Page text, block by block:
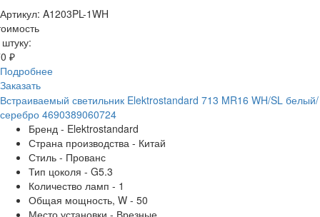
Артикул: A1203PL-1WH
₽
Подробнее
Заказать
Встраиваемый светильник Elektrostandard 713 MR16 WH/SL белый/
серебро 4690389060724
Бренд - Elektrostandard
Страна производства - Китай
Стиль - Прованс
Тип цоколя - G5.3
Количество ламп - 1
Общая мощность, W - 50
Место установки - Врезные